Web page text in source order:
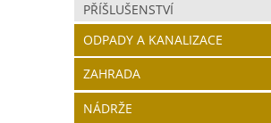
PŘÍŠLUŠENSTVÍ
ODPADY A KANALIZACE
ZAHRADA
NÁDRŽE